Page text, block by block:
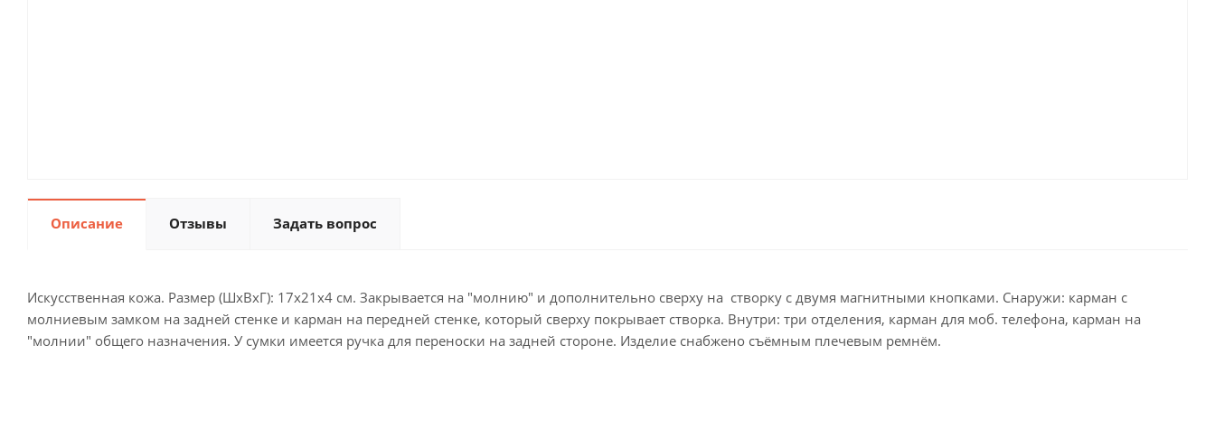
Описание Отзывы Задать вопрос
Искусственная кожа. Размер (ШхВхГ): 17х21х4 см. Закрывается на "молнию" и дополнительно сверху на створку с двумя магнитными кнопками. Снаружи: карман с
молниевым замком на задней стенке и карман на передней стенке, который сверху покрывает створка. Внутри: три отделения, карман для моб. телефона, карман на
"молнии" общего назначения. У сумки имеется ручка для переноски на задней стороне. Изделие снабжено съёмным плечевым ремнём.